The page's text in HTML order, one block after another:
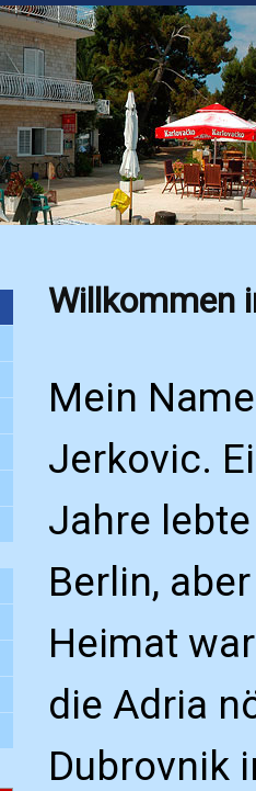
Willkommen
Mein
Jerkovic.
Jahre
Berlin,
Heimat
die Adria
Dubrovnik